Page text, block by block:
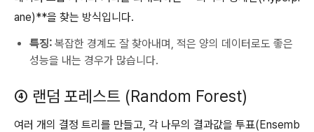
ane)**을 찾는 방식입니다.
특징: 복잡한 경계도 잘 찾아내며, 적은 양의 데이터로도 좋은
성능을 내는 경우가 많습니다.
④ 랜덤 포레스트 (Random Forest)
여러 개의 결정 트리를 만들고, 각 나무의 결과값을 투표(Ensemb